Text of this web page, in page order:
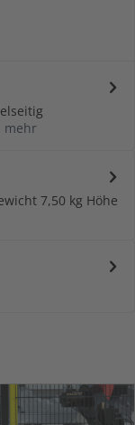
mehr
7,50 kg Höhe